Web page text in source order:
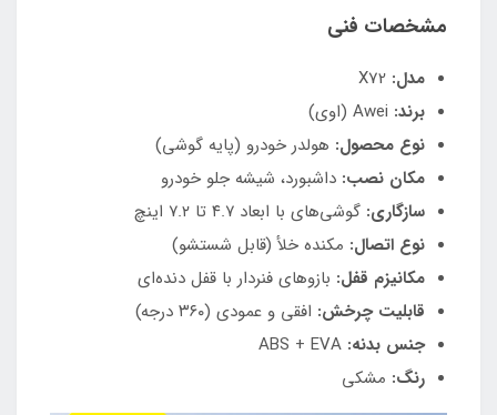
مشخصات فنی
مدل:
برند:
نوع محصول: هولدر خودرو (پایه گوشی)
مکان نصب: داشبورد، شیشه جلو خودرو
سازگاری: گوشی‌های با ابعاد ۴.۷ تا ۷.۲ اینچ
نوع اتصال: مکنده خلأ (قابل شستشو)
مکانیزم قفل: بازوهای فنردار با قفل دنده‌ای
قابلیت چرخش: افقی و عمودی (۳۶۰ درجه)
جنس بدنه:
رنگ: مشکی